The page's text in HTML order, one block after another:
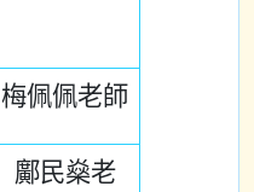
梅佩佩老師
鄺民燊老